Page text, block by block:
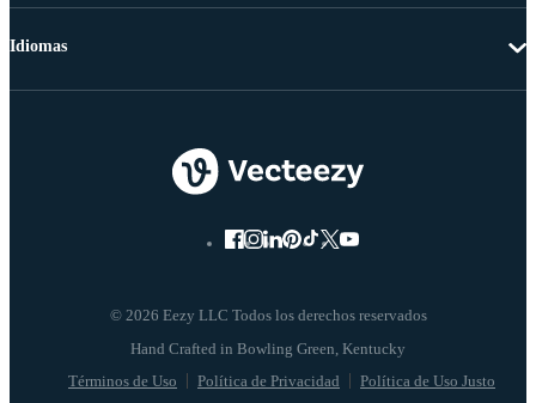
© 2026 Eezy LLC Todos los derechos reservados
Términos de Uso Política de Privacidad Política de Uso Justo
Idiomas